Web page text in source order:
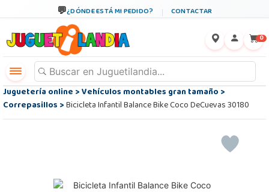
¿DÓNDE ESTÁ MI PEDIDO? CONTACTAR
0
Juguetería online>Vehículos montables gran tamaño>
Correpasillos>Bicicleta Infantil Balance Bike Coco DeCuevas 30180